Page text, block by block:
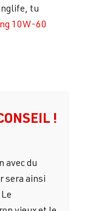
tu
10W-60
!
avec du
sera ainsi